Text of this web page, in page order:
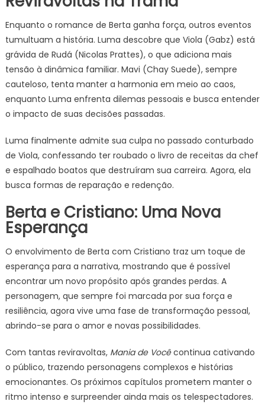
Enquanto o romance de Berta ganha força, outros eventos
tumultuam a história. Luma descobre que Viola (Gabz) está
grávida de Rudá (Nicolas Prattes), o que adiciona mais
tensão à dinâmica familiar. Mavi (Chay Suede), sempre
cauteloso, tenta manter a harmonia em meio ao caos,
enquanto Luma enfrenta dilemas pessoais e busca entender
o impacto de suas decisões passadas.
Luma finalmente admite sua culpa no passado conturbado
de Viola, confessando ter roubado o livro de receitas da chef
e espalhado boatos que destruíram sua carreira. Agora, ela
busca formas de reparação e redenção.
Berta e Cristiano: Uma Nova
Esperança
O envolvimento de Berta com Cristiano traz um toque de
esperança para a narrativa, mostrando que é possível
encontrar um novo propósito após grandes perdas. A
personagem, que sempre foi marcada por sua força e
resiliência, agora vive uma fase de transformação pessoal,
abrindo-se para o amor e novas possibilidades.
Com tantas reviravoltas, Mania de Vocêcontinua cativando
o público, trazendo personagens complexos e histórias
emocionantes. Os próximos capítulos prometem manter o
ritmo intenso e surpreender ainda mais os telespectadores.